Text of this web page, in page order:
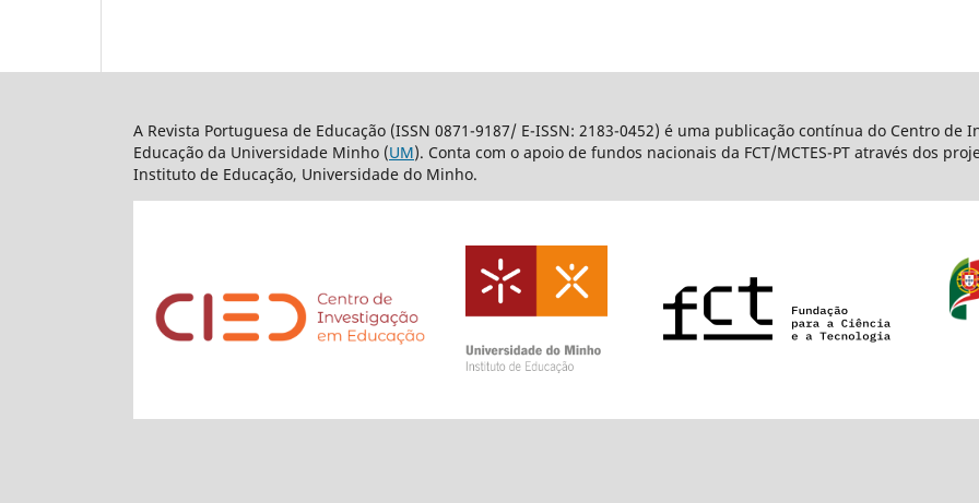
A Revista Portuguesa de Educação (ISSN 0871-9187/ E-ISSN: 2183-0452) é uma publicação contínua do Centro de
Educação da Universidade Minho (UM). Conta com o apoio de fundos nacionais da FCT/MCTES-PT através dos
Instituto de Educação, Universidade do Minho.